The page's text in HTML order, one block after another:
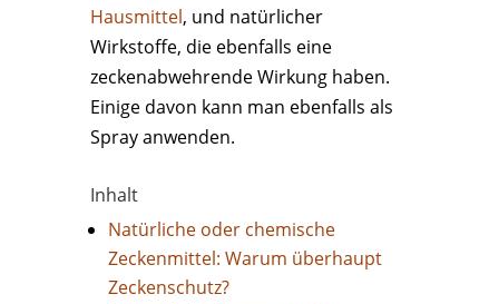
Hausmittel, und natürlicher
Wirkstoffe, die ebenfalls eine
zeckenabwehrende Wirkung haben.
Einige davon kann man ebenfalls als
Spray anwenden.
Inhalt
Natürliche oder chemische
Zeckenmittel: Warum überhaupt
Zeckenschutz?